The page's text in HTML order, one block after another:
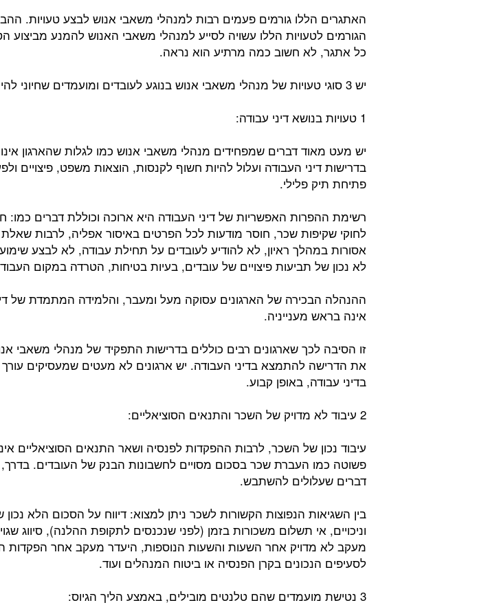
האתגרים הללו גורמים פעמים רבות למנהלי משאבי אנוש לבצע טעויות.
הגורמים לטעויות הללו עשויה לסייע למנהלי משאבי האנוש להמנע מביצוע
כל אתגר, לא חשוב כמה מרתיע הוא נראה.
יש 3 סוגי טעויות של מנהלי משאבי אנוש בנוגע לעובדים ומועמדים שחיוני להימנע מהם:
1 טעויות בנושא דיני עבודה:
יש מעט מאוד דברים שמפחידים מנהלי משאבי אנוש כמו לגלות שהארגון
בדרישות דיני העבודה ועלול להיות חשוף לקנסות, הוצאות משפט, פיצויים
פתיחת תיק פלילי.
רשימת ההפרות האפשריות של דיני העבודה היא ארוכה וכוללת דברים כמו:
לחוקי שקיפות שכר, חוסר מודעות לכל הפרטים באיסור אפליה, לרבות
אסורות במהלך ראיון, לא להודיע ​​לעובדים על תחילת עבודה, לא לבצע שימוע
לא נכון של תביעות פיצויים של עובדים, בעיות בטיחות, הטרדה במקום
ההנהלה הבכירה של הארגונים עסוקה מעל ומעבר, והלמידה המתמדת של
אינה בראש מענייניה.
זו הסיבה לכך שארגונים רבים כוללים בדרישות התפקיד של מנהלי משאבי
את הדרישה להתמצא בדיני העבודה. יש ארגונים לא מעטים שמעסיקים
בדיני עבודה, באופן קבוע.
2 עיבוד לא מדויק של השכר והתנאים הסוציאליים:
עיבוד נכון של השכר, לרבות ההפקדות לפנסיה ושאר התנאים הסוציאליים
פשוטה כמו העברת שכר בסכום מסויים לחשבונות הבנק של העובדים. בדרך,
דברים שעלולים להשתבש.
בין השגיאות הנפוצות הקשורות לשכר ניתן למצוא: דיווח על הסכום הלא נכון
וניכויים, אי תשלום משכורות בזמן (לפני שנכנסים לתקופת ההלנה), סיווג
מעקב לא מדויק אחר השעות והשעות הנוספות, היעדר מעקב אחר הפקדות
לסעיפים הנכונים בקרן הפנסיה או ביטוח המנהלים ועוד.
3 נטישת מועמדים שהם טלנטים מובילים, באמצע הליך הגיוס: